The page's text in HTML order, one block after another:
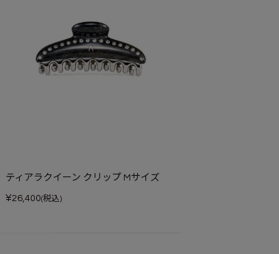
ティアラクイーン クリップ Mサイズ
¥26,400(税込)